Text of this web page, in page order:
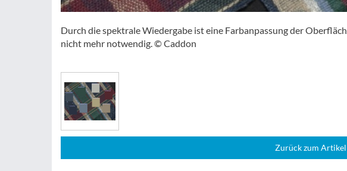
Durch die spektrale Wiedergabe ist eine Farbanpassung der
nicht mehr notwendig. © Caddon
Zurück zum Artikel